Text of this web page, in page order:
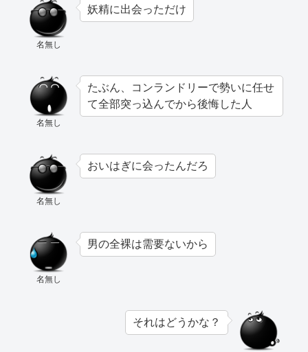
名無し
妖精に出会っただけ
名無し
たぶん、コンランドリーで勢いに任せ
て全部突っ込んでから後悔した人
名無し
おいはぎに会ったんだろ
名無し
男の全裸は需要ないから
それはどうかな？